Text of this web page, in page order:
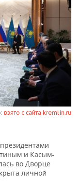
взято с сайта kremlin.ru
и Касым-
во Дворце
личной